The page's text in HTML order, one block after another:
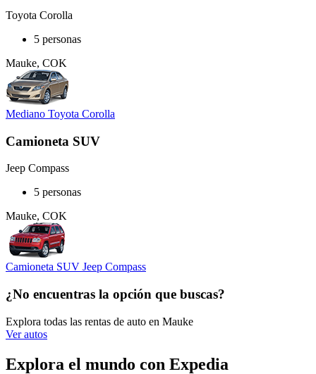
Toyota Corolla
5 personas
Mauke, COK
Mediano Toyota Corolla
Camioneta SUV
Jeep Compass
5 personas
Mauke, COK
Camioneta SUV Jeep Compass
¿No encuentras la opción que buscas?
Explora todas las rentas de auto en Mauke
Ver autos
Explora el mundo con Expedia